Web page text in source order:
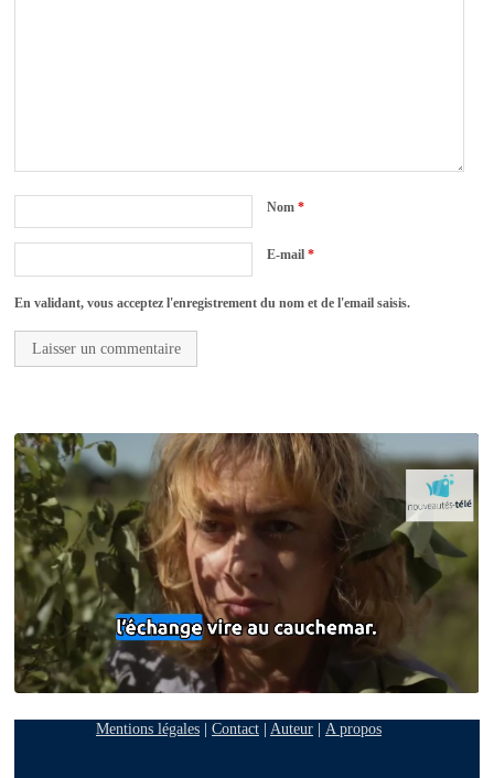
Nom*
E-mail*
En validant, vous acceptez l'enregistrement du nom et de l'email saisis.
Mentions légales| Contact| Auteur| A propos